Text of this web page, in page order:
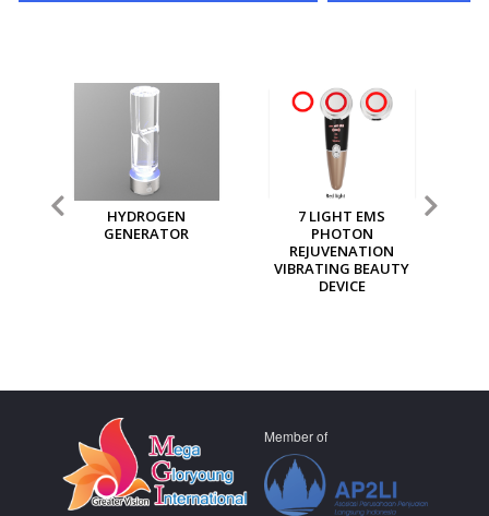
7 LIGHT EMS
PHOTON
MGI MULTI PURPOSE
ION GENERATOR
Member of